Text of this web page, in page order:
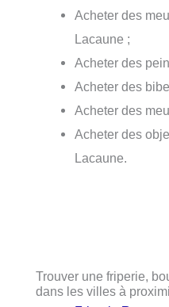
Acheter des
Lacaune ;
Acheter des
Acheter des
Acheter des
Acheter des
Lacaune.
Trouver une friperie,
dans les villes à